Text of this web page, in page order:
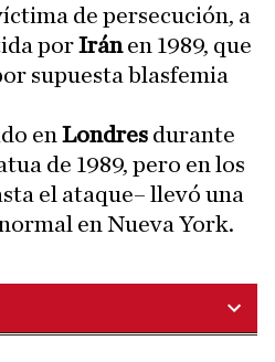
de persecución, a
porIránen 1989, que
supuesta blasfemia
en Londres durante
de 1989, pero en los
el ataque– llevó una
en Nueva York.